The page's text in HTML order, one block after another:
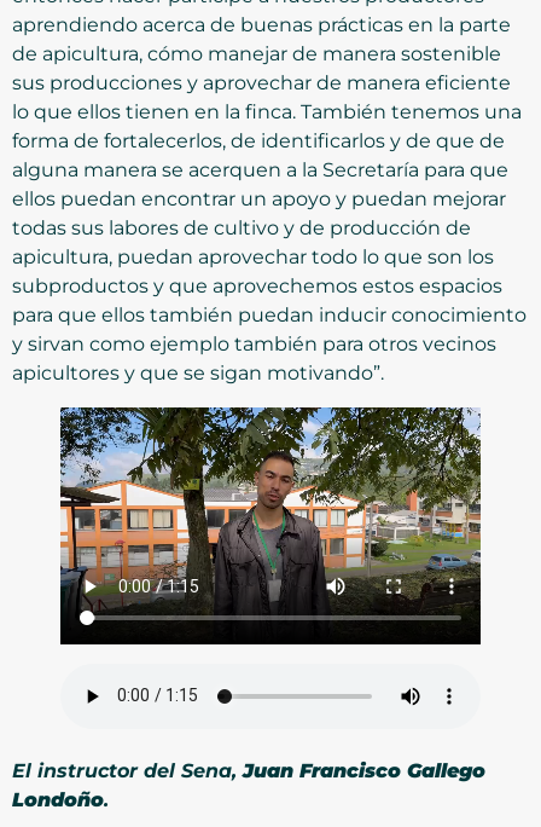
aprendiendo acerca de buenas prácticas en la parte
de apicultura, cómo manejar de manera sostenible
sus producciones y aprovechar de manera eficiente
lo que ellos tienen en la finca. También tenemos una
forma de fortalecerlos, de identificarlos y de que de
alguna manera se acerquen a la Secretaría para que
ellos puedan encontrar un apoyo y puedan mejorar
todas sus labores de cultivo y de producción de
apicultura, puedan aprovechar todo lo que son los
subproductos y que aprovechemos estos espacios
para que ellos también puedan inducir conocimiento
y sirvan como ejemplo también para otros vecinos
apicultores y que se sigan motivando”.
El instructor del Sena,Juan Francisco Gallego
Londoño.